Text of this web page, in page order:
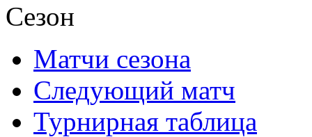
Сезон
Матчи сезона
Следующий матч
Турнирная таблица